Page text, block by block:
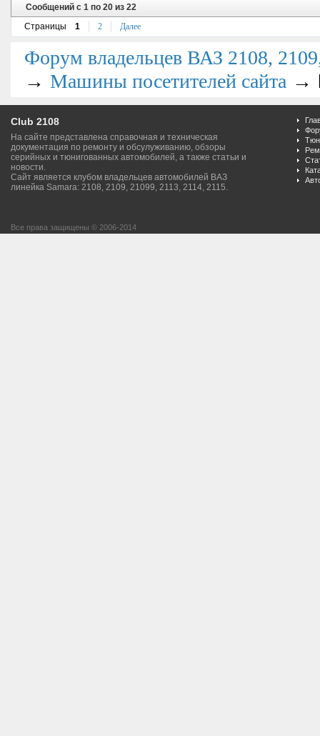
Сообщений с 1 по 20 из 22
Страницы
1 2 Далее
Форум владельцев ВАЗ 2108,
→ Машины посетителей сайта →
Club 2108
На сайте представлена справочная и техническая
документация по ремонту и обсулуживанию, обзоры
серийных и тюнигованных автомобилей, а также статьи и
новости.
Сайт является клубом владельцев автомобилей ВАЗ
линейка Samara: 2108, 2109, 21099, 2113, 2114, 2115.
Все права защищены © 2006-2014